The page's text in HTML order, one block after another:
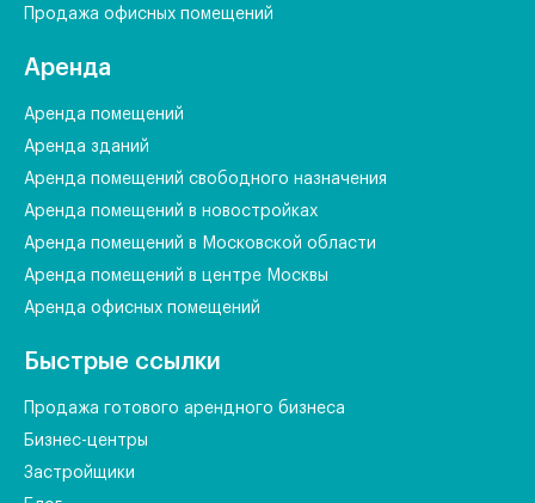
Продажа офисных помещений
Аренда
Аренда помещений
Аренда зданий
Аренда помещений свободного назначения
Аренда помещений в новостройках
Аренда помещений в Московской области
Аренда помещений в центре Москвы
Аренда офисных помещений
Быстрые ссылки
Продажа готового арендного бизнеса
Бизнес-центры
Застройщики